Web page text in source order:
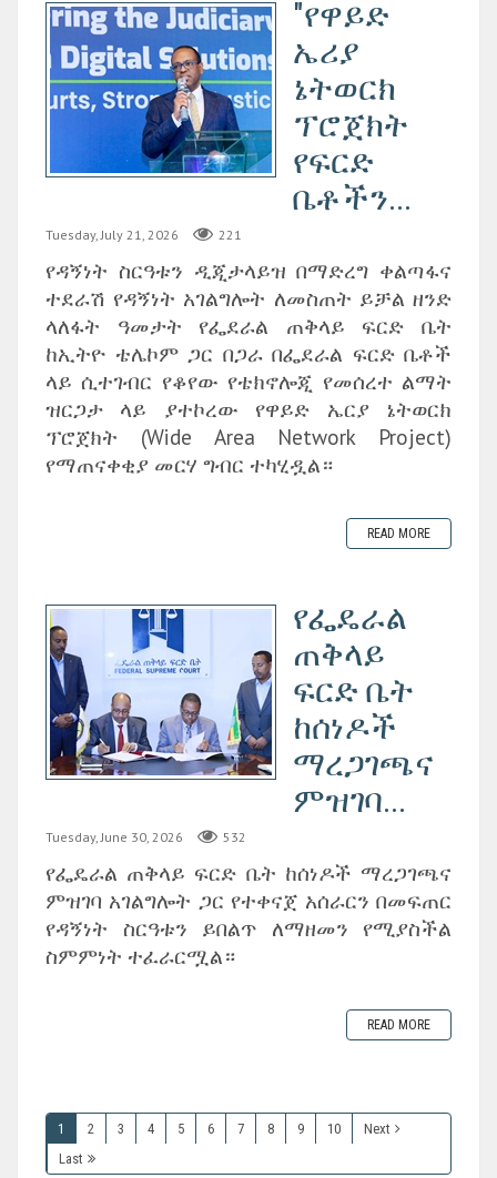
"የዋይድ
ኤሪያ
ኔትወርክ
ፕሮጀክት
የፍርድ
ቤቶችን...
Tuesday, July 21, 2026 221
የዳኝነት ስርዓቱን ዲጂታላይዝ በማድረግ ቀልጣፋና
ተደራሽ የዳኝነት አገልግሎት ለመስጠት ይቻል ዘንድ
ላለፋት ዓመታት የፌደራል ጠቅላይ ፍርድ ቤት
ከኢትዮ ቴሌኮም ጋር በጋራ በፌደራል ፍርድ ቤቶች
ላይ ሲተገብር የቆየው የቴክኖሎጂ የመሰረተ ልማት
ዝርጋታ ላይ ያተኮረው የዋይድ ኤርያ ኔትወርክ
ፕሮጀክት (Wide Area Network Project)
የማጠናቀቂያ መርሃ ግብር ተካሂዷል።
READ MORE
የፌዴራል
ጠቅላይ
ፍርድ ቤት
ከሰነዶች
ማረጋገጫና
ምዝገባ...
Tuesday, June 30, 2026 532
‎የፌዴራል ጠቅላይ ፍርድ ቤት ከሰነዶች ማረጋገጫና
ምዝገባ አገልግሎት ጋር የተቀናጀ አሰራርን በመፍጠር
የዳኝነት ስርዓቱን ይበልጥ ለማዘመን የሚያስችል
ስምምነት ተፈራርሟል።
READ MORE
1 2 3 4 5 6 7 8 9 10
Next
Last